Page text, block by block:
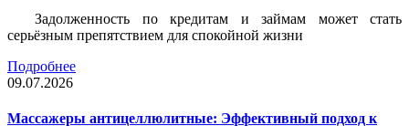
Задолженность по кредитам и займам может стать
серьёзным препятствием для спокойной жизни
Подробнее
09.07.2026
Массажеры антицеллюлитные: Эффективный подход к